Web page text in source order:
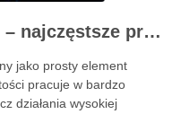
Kondensat w kominie – najczęstsze problemy techniczne i użytkowe
jako prosty element
pracuje w bardzo
działania wysokiej